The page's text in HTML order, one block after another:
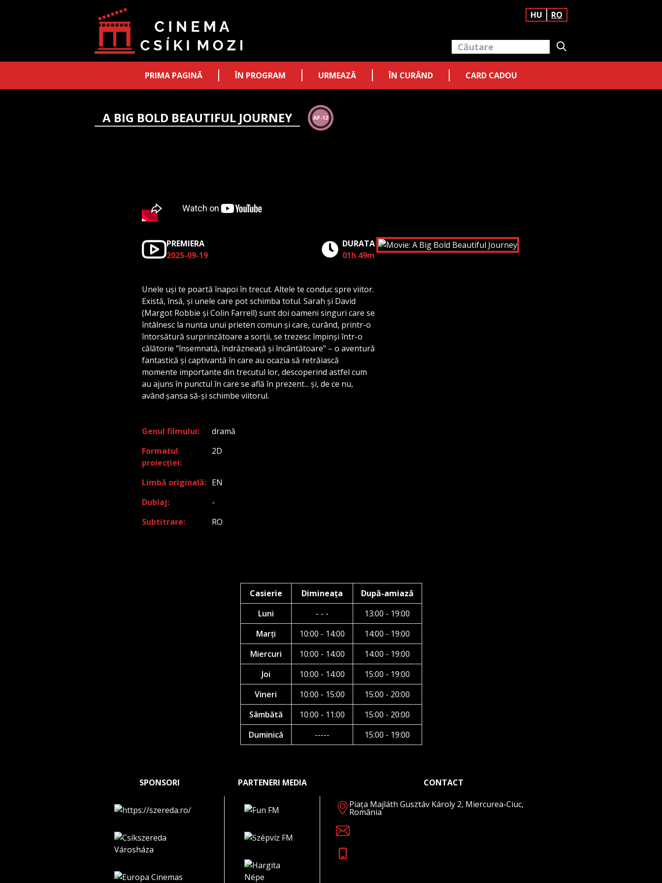
HU RO
PRIMA PAGINĂ ÎN PROGRAM URMEAZĂ ÎN CURÂND CARD CADOU
A BIG BOLD BEAUTIFUL JOURNEY AP-12
PREMIERA
2025-09-19
DURATA
01h 49m
Unele uși te poartă înapoi în trecut. Altele te conduc spre viitor.
Există, însă, și unele care pot schimba totul. Sarah și David
(Margot Robbie și Colin Farrell) sunt doi oameni singuri care se
întâlnesc la nunta unui prieten comun și care, curând, printr-o
întorsătură surprinzătoare a sorții, se trezesc împinși într-o
călătorie "însemnată, îndrăzneață și încântătoare" – o aventură
fantastică și captivantă în care au ocazia să retrăiască
momente importante din trecutul lor, descoperind astfel cum
au ajuns în punctul în care se află în prezent... și, de ce nu,
având șansa să-și schimbe viitorul.
Genul filmului
dramă
Formatul
proiecției
2D
Limbă originală
EN
Dublaj
-
Subtitrare
RO
Casierie Dimineața
După-amiază
Luni
- - -
13:00 - 19:00
Marți
10:00 - 14:00
14:00 - 19:00
Miercuri
10:00 - 14:00
14:00 - 19:00
Joi
10:00 - 14:00
15:00 - 19:00
Vineri
10:00 - 15:00
15:00 - 20:00
Sâmbătă
10:00 - 11:00
15:00 - 20:00
Duminică
----- 15:00 - 19:00
SPONSORI PARTENERI MEDIA
CONTACT
Piața Majláth Gusztáv Károly 2, Miercurea-Ciuc,
România